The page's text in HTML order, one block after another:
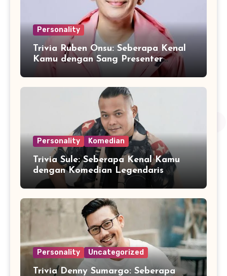
Personality
Trivia Ruben Onsu: Seberapa Kenal
Kamu dengan Sang Presenter
Serbabisa?
Personality Komedian
Trivia Sule: Seberapa Kenal Kamu
dengan Komedian Legendaris
Indonesia?
Personality Uncategorized
Trivia Denny Sumargo: Seberapa